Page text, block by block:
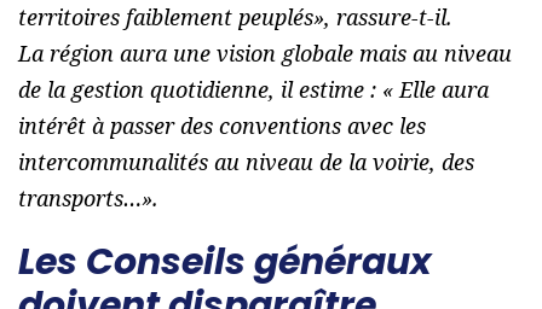
territoires faiblement peuplés», rassure-t-il.
La région aura une vision globale mais au niveau
de la gestion quotidienne, il estime : «Elle aura
intérêt à passer des conventions avec les
intercommunalités au niveau de la voirie, des
transports…».
Les Conseils généraux